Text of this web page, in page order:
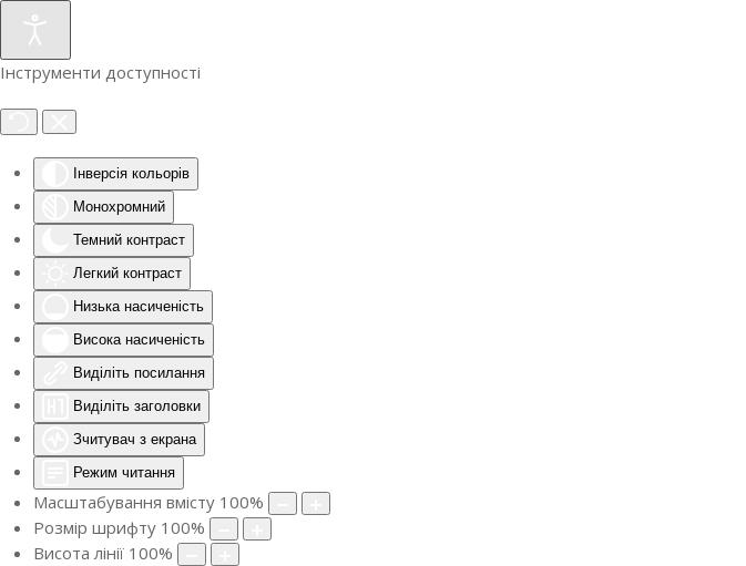
Інструменти доступності
Інверсія кольорів
Монохромний
Темний контраст
Легкий контраст
Низька насиченість
Висока насиченість
Виділіть посилання
Виділіть заголовки
Зчитувач з екрана
Режим читання
Масштабування вмісту 100%
Розмір шрифту 100%
Висота лінії 100%